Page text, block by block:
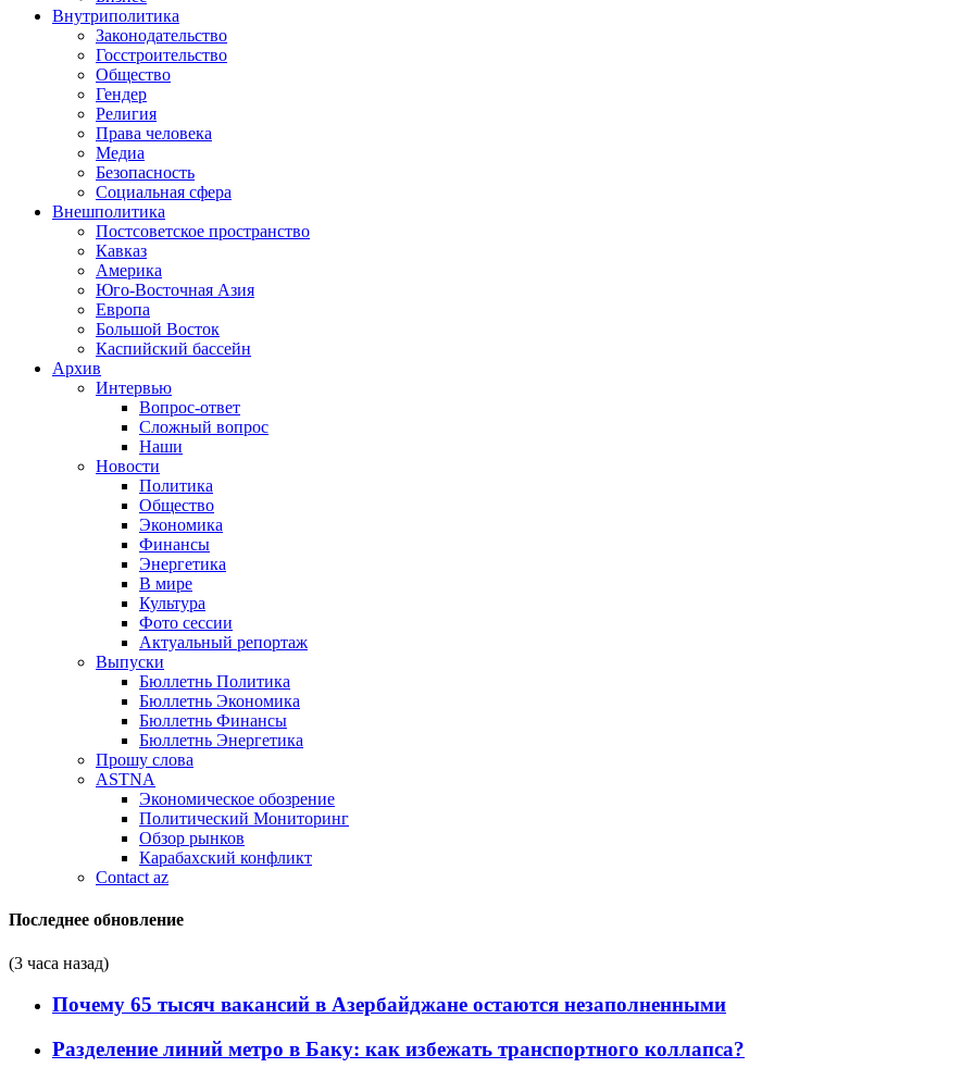
Внутриполитика
Законодательство
Госстроительство
Общество
Гендер
Религия
Права человека
Медиа
Безопасность
Социальная сфера
Внешполитика
Постсоветское пространство
Кавказ
Америка
Юго-Восточная Азия
Европа
Большой Восток
Каспийский бассейн
Архив
Интервью
Вопрос-ответ
Сложный вопрос
Наши
Новости
Политика
Общество
Экономика
Финансы
Энергетика
В мире
Культура
Фото сессии
Актуальный репортаж
Выпуски
Бюллетнь Политика
Бюллетнь Экономика
Бюллетнь Финансы
Бюллетнь Энергетика
Прошу слова
ASTNA
Экономическое обозрение
Политический Мониторинг
Обзор рынков
Карабахский конфликт
Contact az
Последнее обновление
(3 часа назад)
Почему 65 тысяч вакансий в Азербайджане остаются незаполненными
Разделение линий метро в Баку: как избежать транспортного коллапса?